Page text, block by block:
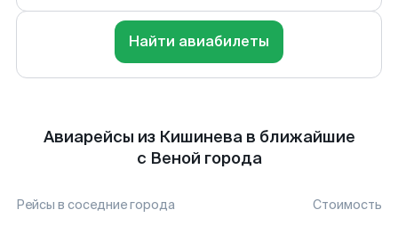
Найти авиабилеты
Авиарейсы из Кишинева в ближайшие
с Веной города
Рейсы в соседние города Стоимость